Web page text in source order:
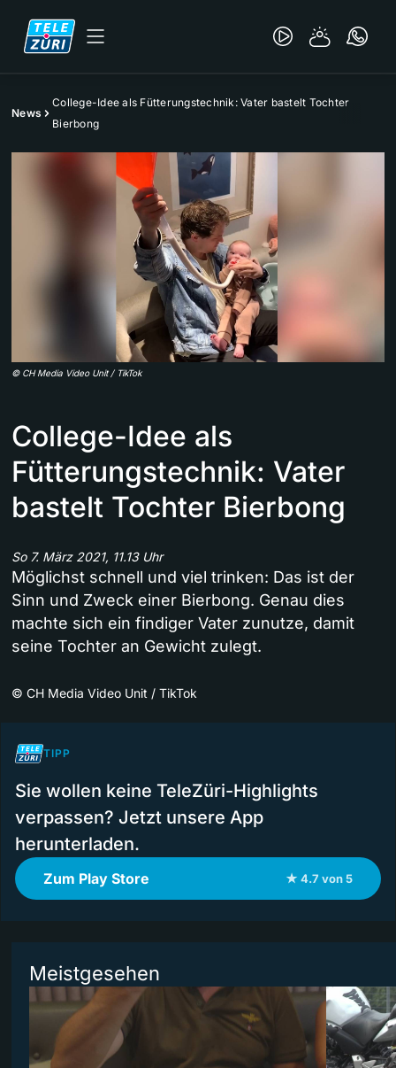
News
College-Idee als Fütterungstechnik: Vater bastelt Tochter
Bierbong
© CH Media Video Unit / TikTok
College-Idee als
Fütterungstechnik: Vater
bastelt Tochter Bierbong
So 7. März 2021, 11.13 Uhr
Möglichst schnell und viel trinken: Das ist der
Sinn und Zweck einer Bierbong. Genau dies
machte sich ein findiger Vater zunutze, damit
seine Tochter an Gewicht zulegt.
© CH Media Video Unit / TikTok
TIPP
Sie wollen keine TeleZüri-Highlights
verpassen? Jetzt unsere App
herunterladen.
Zum Play Store ★ 4.7 von 5
Meistgesehen